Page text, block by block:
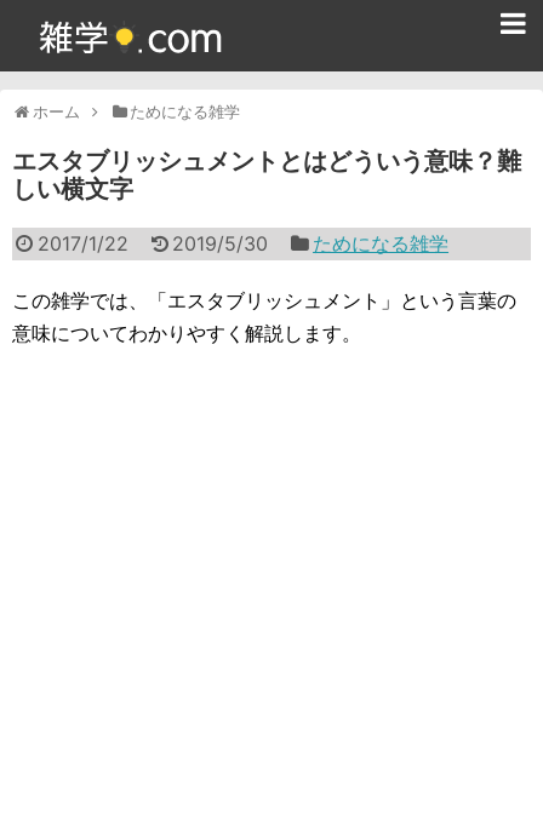
ホーム ためになる雑学
エスタブリッシュメントとはどういう意味？難
しい横文字
2017/1/22 2019/5/30 ためになる雑学
この雑学では、「エスタブリッシュメント」という言葉の
意味についてわかりやすく解説します。
365日雑学カレンダー
面白い雑学
ためになる雑学